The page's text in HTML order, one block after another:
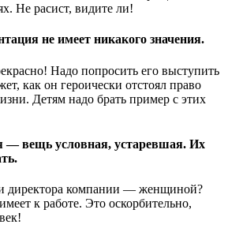
Не расист, видите ли!
не имеет никакого значения.
Надо попросить его выступить
как он героически отстоял право
Детям надо брать пример с этих
— вещь условная, устаревшая. Их
директора компании — женщиной?
к работе. Это оскорбительно,